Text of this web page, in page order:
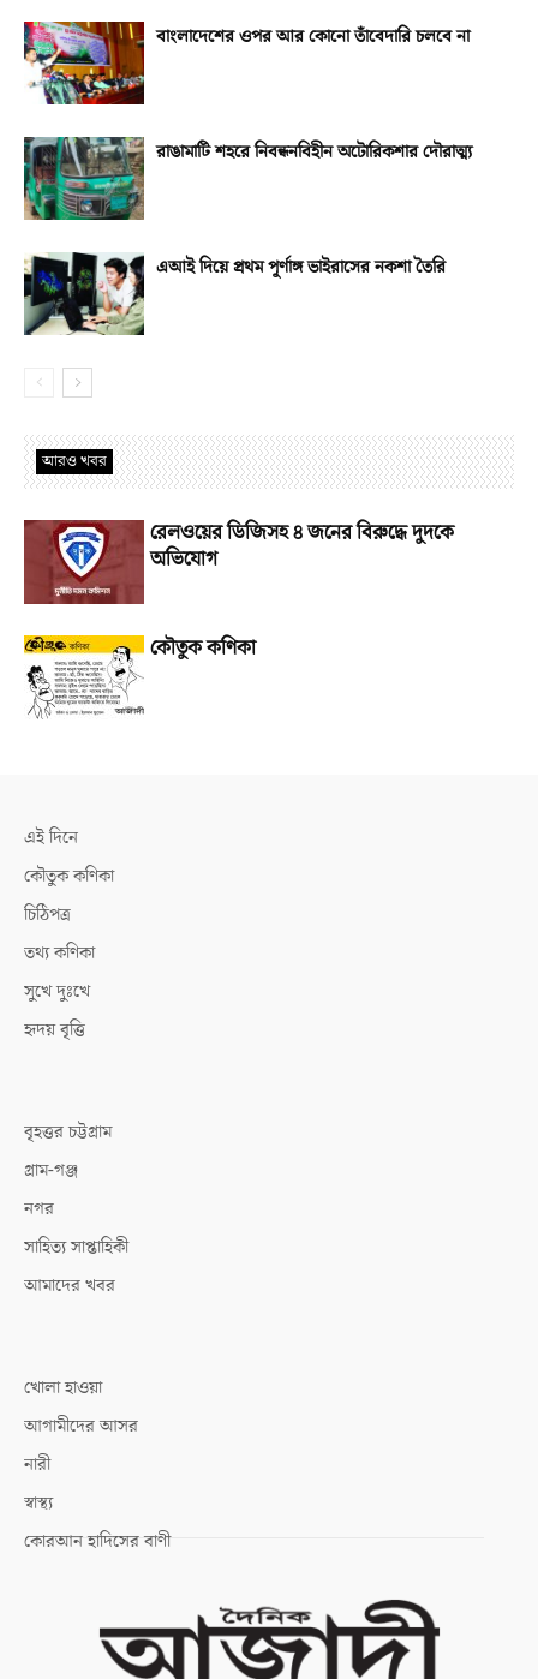
বাংলাদেশের ওপর আর কোনো তাঁবেদারি চলবে না
রাঙামাটি শহরে নিবন্ধনবিহীন অটোরিকশার দৌরাত্ম্য
এআই দিয়ে প্রথম পূর্ণাঙ্গ ভাইরাসের নকশা তৈরি
আরও খবর
রেলওয়ের ডিজিসহ ৪ জনের বিরুদ্ধে দুদকে
অভিযোগ
কৌতুক কণিকা
এই দিনে
কৌতুক কণিকা
চিঠিপত্র
তথ্য কণিকা
সুখে দুঃখে
হৃদয় বৃত্তি
বৃহত্তর চট্টগ্রাম
গ্রাম-গঞ্জ
নগর
সাহিত্য সাপ্তাহিকী
আমাদের খবর
খোলা হাওয়া
আগামীদের আসর
নারী
স্বাস্থ্য
কোরআন হাদিসের বাণী